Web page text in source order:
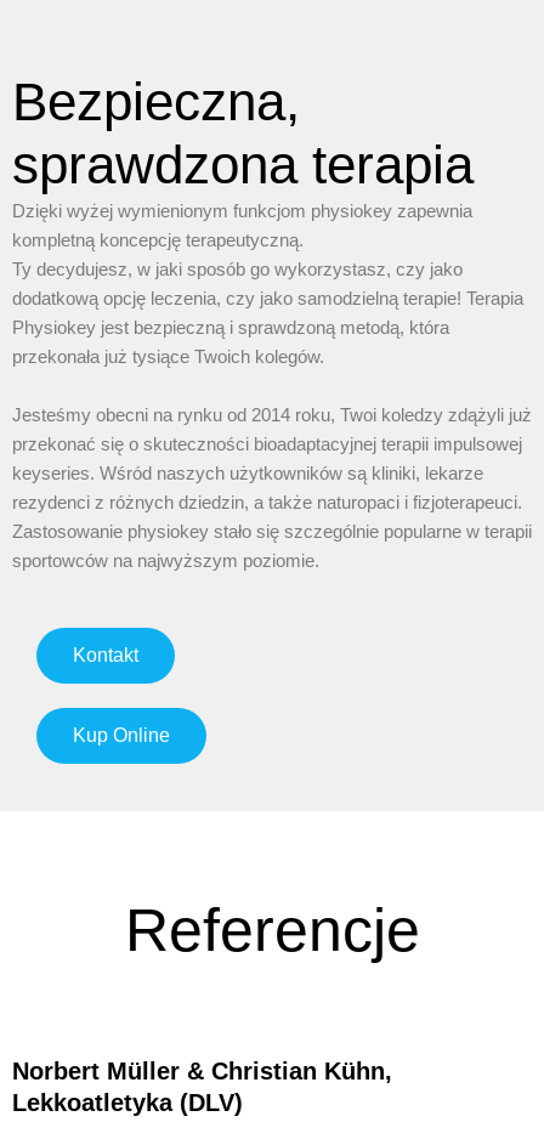
Bezpieczna,
sprawdzona terapia
Dzięki wyżej wymienionym funkcjom physiokey zapewnia
kompletną koncepcję terapeutyczną.
Ty decydujesz, w jaki sposób go wykorzystasz, czy jako
dodatkową opcję leczenia, czy jako samodzielną terapie! Terapia
Physiokey jest bezpieczną i sprawdzoną metodą, która
przekonała już tysiące Twoich kolegów.
Jesteśmy obecni na rynku od 2014 roku, Twoi koledzy zdążyli już
przekonać się o skuteczności bioadaptacyjnej terapii impulsowej
keyseries. Wśród naszych użytkowników są kliniki, lekarze
rezydenci z różnych dziedzin, a także naturopaci i fizjoterapeuci.
Zastosowanie physiokey stało się szczególnie popularne w terapii
sportowców na najwyższym poziomie.
Kontakt
Kup Online
Referencje
Norbert Müller & Christian Kühn,
Lekkoatletyka (DLV)